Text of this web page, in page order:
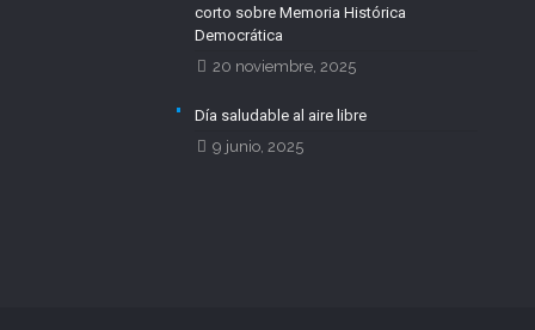
corto sobre Memoria Histórica
Democrática
20 noviembre, 2025
Día saludable al aire libre
9 junio, 2025